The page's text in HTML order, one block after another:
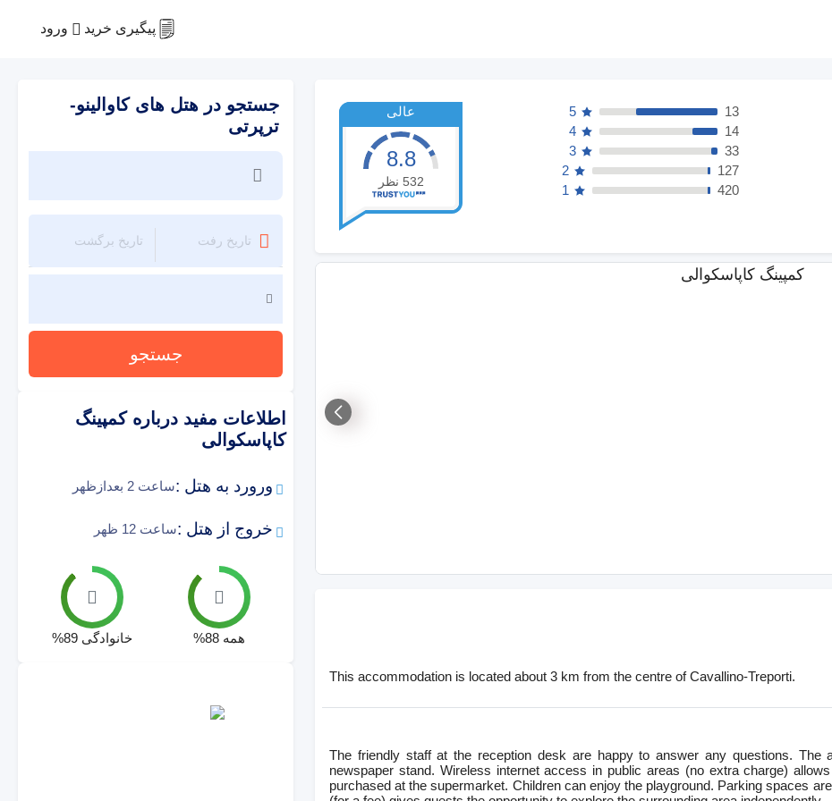
پیگیری خرید ورود
13
5
14
4
33
3
127
2
420
1
عالی
8.8
532 نظر
This accommodation is located about 3 km from the centre of Cavallino-Treporti.
The friendly staff at the reception desk are happy to answer any questions.
newspaper stand. Wireless internet access in public areas (no extra charge)
purchased at the supermarket. Children can enjoy the playground. Parking spaces
جستجو در هتل های کاوالینو-
ترپرتی
جستجو
اطلاعات مفید درباره کمپینگ
کاپاسکوالی
ورورد به هتل :ساعت 2 بعدازظهر
خروج از هتل :ساعت 12 ظهر
همه 88
% خانوادگی 89
%